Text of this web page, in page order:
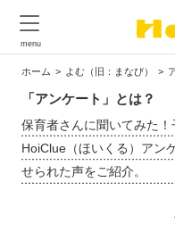
ホーム よむ（旧：まなび）
「アンケート」とは？
保育者さんに聞いてみた
HoiClue（ほいくる）アン
せられた声をご紹介。